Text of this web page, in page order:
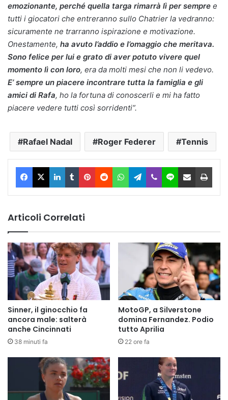
emozionante, perché quella targa rimarrà lì per sempre e
tutti i giocatori che entreranno sullo Chatrier la vedranno:
sicuramente ne trarranno ispirazione e motivazione.
Onestamente, ha avuto l’addio e l’omaggio che meritava.
Sono felice per lui e grato di aver potuto vivere quel
momento lì con loro, era da molti mesi che non li vedevo.
E’ sempre un piacere incontrare tutta la famiglia e gli
amici di Rafa, ho la fortuna di conoscerli e mi ha fatto
piacere vedere tutti così sorridenti”.
Rafael Nadal Roger Federer Tennis
Facebook
X LinkedIn
TumblrPinterest
RedditWhatsAppTelegram
ViberLine Condividi via Email
Articoli Correlati
Sinner, il ginocchio fa
ancora male: salterà
anche Cincinnati
38 minuti fa
MotoGP, a Silverstone
domina Fernandez. Podio
tutto Aprilia
22 ore fa